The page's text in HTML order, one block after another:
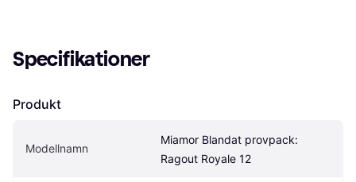
Specifikationer
Produkt
Modellnamn
Miamor Blandat provpack:
Ragout Royale 12